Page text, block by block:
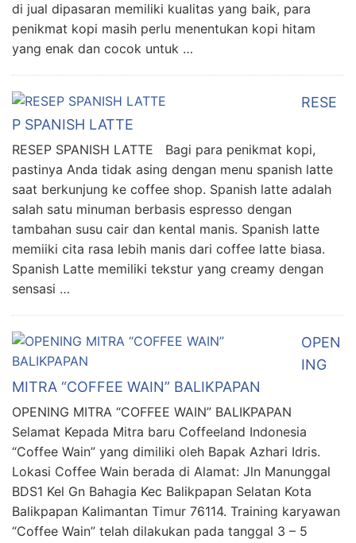
di jual dipasaran memiliki kualitas yang baik, para
penikmat kopi masih perlu menentukan kopi hitam
yang enak dan cocok untuk …
RESE
P SPANISH LATTE
RESEP SPANISH LATTE Bagi para penikmat kopi,
pastinya Anda tidak asing dengan menu spanish latte
saat berkunjung ke coffee shop. Spanish latte adalah
salah satu minuman berbasis espresso dengan
tambahan susu cair dan kental manis. Spanish latte
memiiki cita rasa lebih manis dari coffee latte biasa.
Spanish Latte memiliki tekstur yang creamy dengan
sensasi …
OPEN
ING
MITRA “COFFEE WAIN” BALIKPAPAN
OPENING MITRA “COFFEE WAIN” BALIKPAPAN
Selamat Kepada Mitra baru Coffeeland Indonesia
“Coffee Wain” yang dimiliki oleh Bapak Azhari Idris.
Lokasi Coffee Wain berada di Alamat: Jln Manunggal
BDS1 Kel Gn Bahagia Kec Balikpapan Selatan Kota
Balikpapan Kalimantan Timur 76114. Training karyawan
“Coffee Wain” telah dilakukan pada tanggal 3 – 5